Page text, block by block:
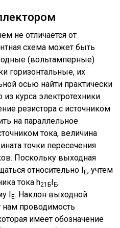
не отличается от
схема может быть
(вольтамперные)
горизонтальные, их
осью найти практически
курса электротехники
резистора с источником
на параллельное
тока, величина
точки пересечения
Поскольку выходная
относительно IЕ, учтем
тока h21БIЕ,
IЕ. Наклон выходной
нам проводимость
имеет обозначение